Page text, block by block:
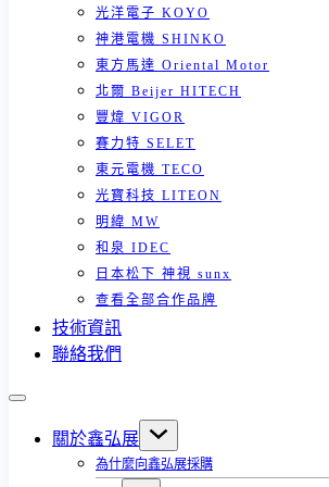
光洋電子 KOYO
神港電機 SHINKO
東方馬達 Oriental Motor
北爾 Beijer HITECH
豐煒 VIGOR
賽力特 SELET
東元電機 TECO
光寶科技 LITEON
明緯 MW
和泉 IDEC
日本松下 神視 sunx
查看全部合作品牌
技術資訊
聯絡我們
關於鑫弘展
為什麼向鑫弘展採購